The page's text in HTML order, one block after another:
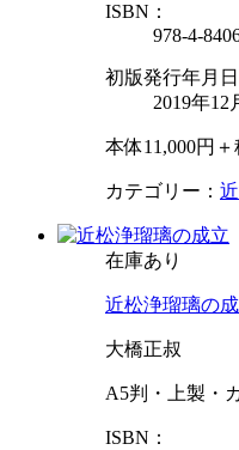
ISBN：
978-4-
初版発行年月日
2019年12
本体11,000円＋
カテゴリー：
在庫あり
近松浄瑠璃の
大橋正叔
A5判・上製・
ISBN：